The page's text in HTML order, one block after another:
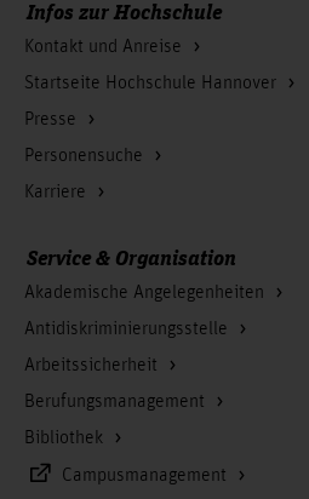
Infos zur Hochschule
Kontakt und Anreise
Startseite Hochschule Hannover
Presse
Personensuche
Karriere
Service & Organisation
Akademische Angelegenheiten
Antidiskriminierungsstelle
Arbeitssicherheit
Berufungsmanagement
Bibliothek
Campusmanagement